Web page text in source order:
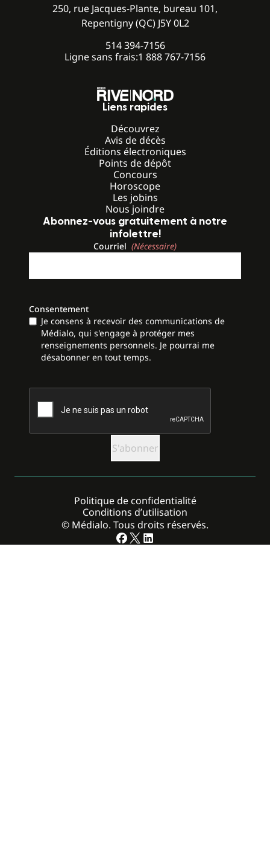
250, rue Jacques-Plante, bureau 101,
Repentigny (QC) J5Y 0L2
514 394-7156
Ligne sans frais:1 888 767-7156
Liens rapides
Découvrez
Avis de décès
Éditions électroniques
Points de dépôt
Concours
Horoscope
Les jobins
Nous joindre
Abonnez-vous gratuitement à notre
infolettre!
Courriel (Nécessaire)
Consentement
Je consens à recevoir des communications de
Médialo, qui s'engage à protéger mes
renseignements personnels. Je pourrai me
désabonner en tout temps.
© Médialo. Tous droits réservés.
Politique de confidentialité
Conditions d’utilisation